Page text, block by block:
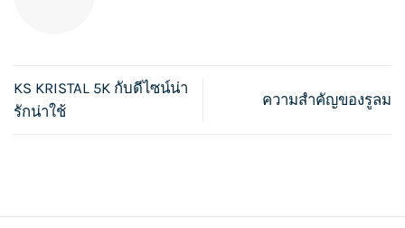
KS KRISTAL 5K กับดีไซน์น่า
รักน่าใช้
ความสำคัญของรูลม